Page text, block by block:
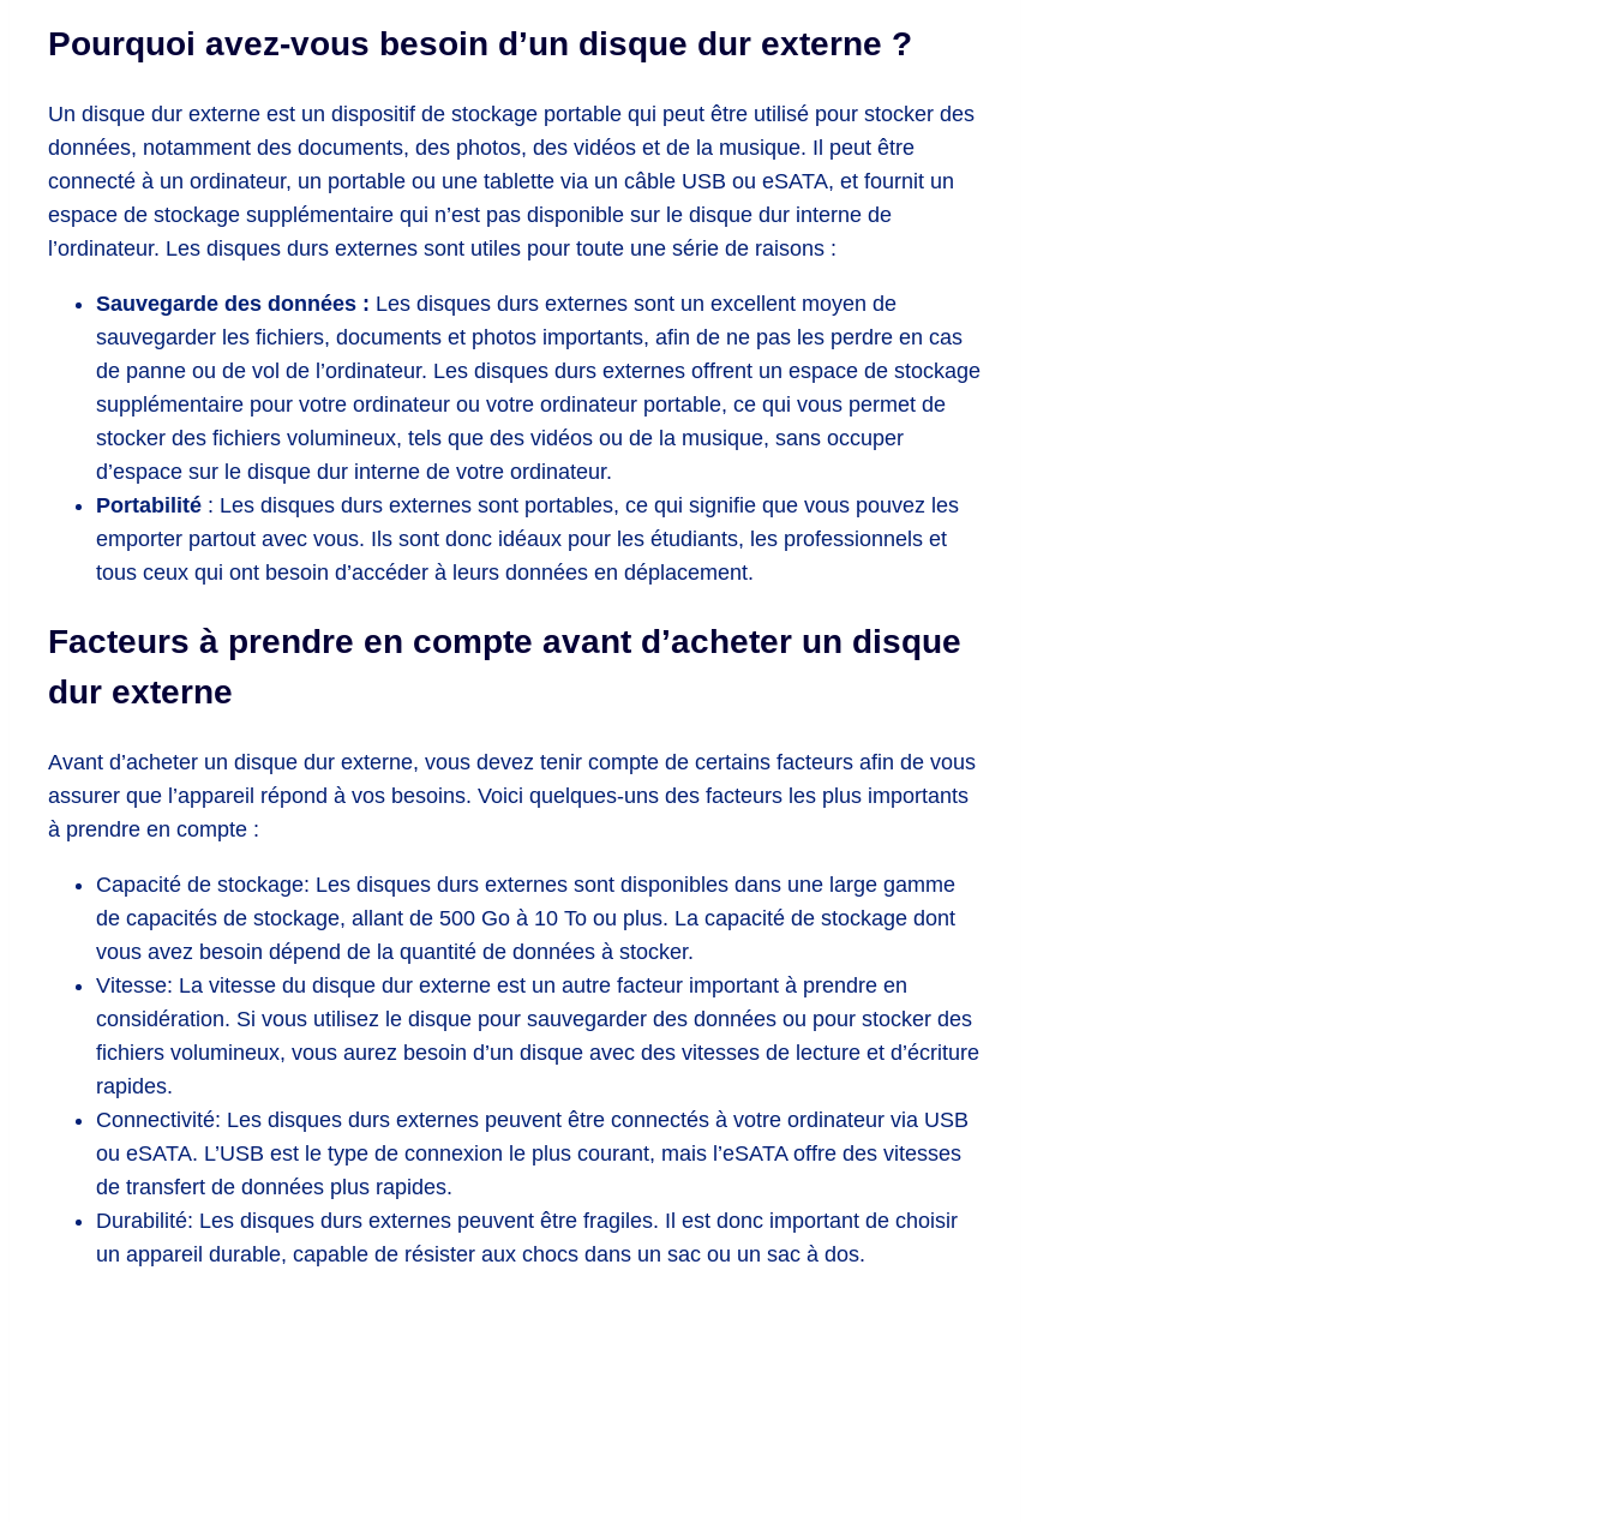
Pourquoi avez-vous besoin d’un disque dur externe ?
Un disque dur externe est un dispositif de stockage portable qui peut être utilisé pour stocker des
données, notamment des documents, des photos, des vidéos et de la musique. Il peut être
connecté à un ordinateur, un portable ou une tablette via un câble USB ou eSATA, et fournit un
espace de stockage supplémentaire qui n’est pas disponible sur le disque dur interne de
l’ordinateur. Les disques durs externes sont utiles pour toute une série de raisons :
Sauvegarde des données : Les disques durs externes sont un excellent moyen de
sauvegarder les fichiers, documents et photos importants, afin de ne pas les perdre en cas
de panne ou de vol de l’ordinateur. Les disques durs externes offrent un espace de stockage
supplémentaire pour votre ordinateur ou votre ordinateur portable, ce qui vous permet de
stocker des fichiers volumineux, tels que des vidéos ou de la musique, sans occuper
d’espace sur le disque dur interne de votre ordinateur.
Portabilité : Les disques durs externes sont portables, ce qui signifie que vous pouvez les
emporter partout avec vous. Ils sont donc idéaux pour les étudiants, les professionnels et
tous ceux qui ont besoin d’accéder à leurs données en déplacement.
Facteurs à prendre en compte avant d’acheter un disque
dur externe
Avant d’acheter un disque dur externe, vous devez tenir compte de certains facteurs afin de vous
assurer que l’appareil répond à vos besoins. Voici quelques-uns des facteurs les plus importants
à prendre en compte :
Capacité de stockage: Les disques durs externes sont disponibles dans une large gamme
de capacités de stockage, allant de 500 Go à 10 To ou plus. La capacité de stockage dont
vous avez besoin dépend de la quantité de données à stocker.
Vitesse: La vitesse du disque dur externe est un autre facteur important à prendre en
considération. Si vous utilisez le disque pour sauvegarder des données ou pour stocker des
fichiers volumineux, vous aurez besoin d’un disque avec des vitesses de lecture et d’écriture
rapides.
Connectivité: Les disques durs externes peuvent être connectés à votre ordinateur via USB
ou eSATA. L’USB est le type de connexion le plus courant, mais l’eSATA offre des vitesses
de transfert de données plus rapides.
Durabilité: Les disques durs externes peuvent être fragiles. Il est donc important de choisir
un appareil durable, capable de résister aux chocs dans un sac ou un sac à dos.